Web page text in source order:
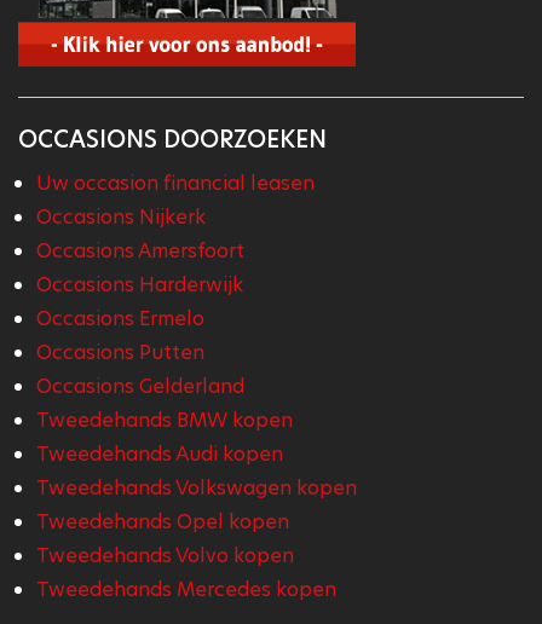
OCCASIONS DOORZOEKEN
Uw occasion financial leasen
Occasions Nijkerk
Occasions Amersfoort
Occasions Harderwijk
Occasions Ermelo
Occasions Putten
Occasions Gelderland
Tweedehands BMW kopen
Tweedehands Audi kopen
Tweedehands Volkswagen kopen
Tweedehands Opel kopen
Tweedehands Volvo kopen
Tweedehands Mercedes kopen